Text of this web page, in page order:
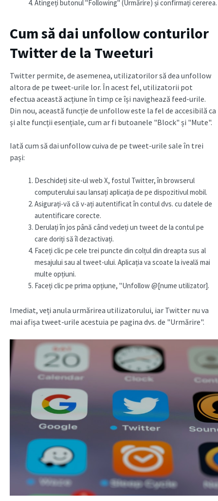
Atingeți butonul "Following" (Urmărire) și confirmați cererea.
Cum să dai unfollow conturilor
Twitter de la Tweeturi
Twitter permite, de asemenea, utilizatorilor să dea unfollow
altora de pe tweet-urile lor. În acest fel, utilizatorii pot
efectua această acțiune în timp ce își navighează feed-urile.
Din nou, această funcție de unfollow este la fel de accesibilă ca
și alte funcții esențiale, cum ar fi butoanele "Block" și "Mute".
Iată cum să dai unfollow cuiva de pe tweet-urile sale în trei
pași:
Deschideți site-ul web X, fostul Twitter, în browserul
computerului sau lansați aplicația de pe dispozitivul mobil.
Asigurați-vă că v-ați autentificat în contul dvs. cu datele de
autentificare corecte.
Derulați în jos până când vedeți un tweet de la contul pe
care doriți să îl dezactivați.
Faceți clic pe cele trei puncte din colțul din dreapta sus al
mesajului sau al tweet-ului. Aplicația va scoate la iveală mai
multe opțiuni.
Faceți clic pe prima opțiune, "Unfollow @[nume utilizator].
Imediat, veți anula urmărirea utilizatorului, iar Twitter nu va
mai afișa tweet-urile acestuia pe pagina dvs. de "Urmărire".